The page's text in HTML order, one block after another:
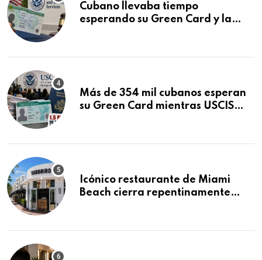
Cubano llevaba tiempo
esperando su Green Card y la
Más de 354 mil cubanos esperan
su Green Card mientras USCIS
Icónico restaurante de Miami
Beach cierra repentinamente